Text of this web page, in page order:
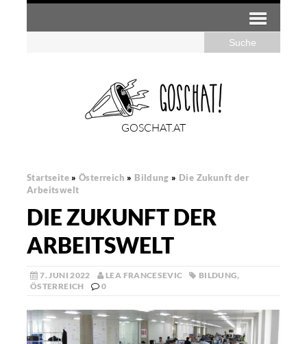
GOSCHAT.AT
Startseite » Österreich » Bildung » Die Zukunft der
Arbeitswelt
DIE ZUKUNFT DER
ARBEITSWELT
7. JUNI 2022 LEA FRANCESEVIC BILDUNG,
ÖSTERREICH
0